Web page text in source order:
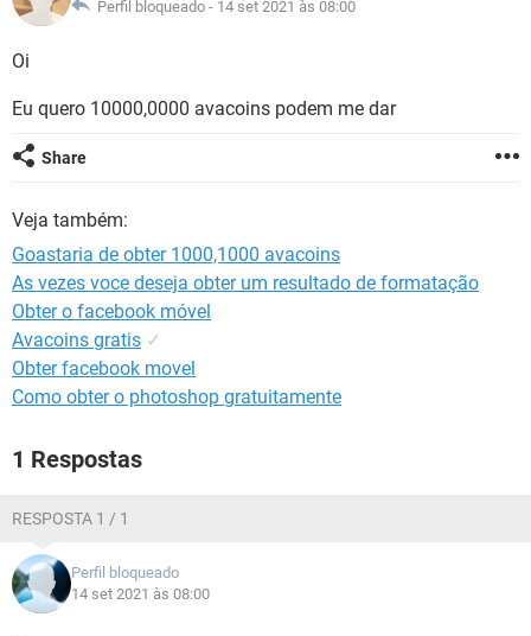
GUIA DE COMPRAS
INSTAGRAM
GUIA DE COMPRAS
CELULAR FACEBOOK
JOGOS
CELULAR
OUTLOOK EXCEL
INSTAGRAM
Perfil bloqueado - 14 set 2021 às 08:00
Oi
Eu quero 10000,0000 avacoins podem me dar
Share
Veja também:
Goastaria de obter 1000,1000 avacoins
As vezes voce deseja obter um resultado de formatação
Obter o facebook móvel
Avacoins gratis ✓
Obter facebook movel
Como obter o photoshop gratuitamente
1 Respostas
RESPOSTA 1 / 1
Perfil bloqueado
14 set 2021 às 08:00